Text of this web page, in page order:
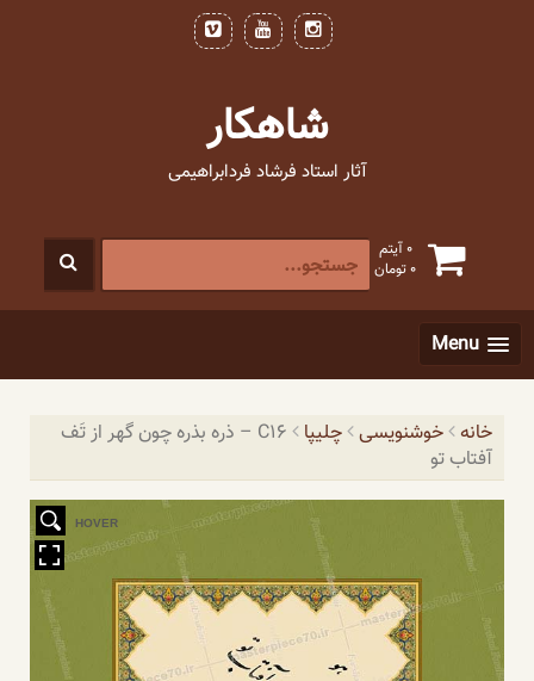
شاهکار
آثار استاد فرشاد فردابراهیمی
0 آیتم
0تومان
جستجو
برای
Menu
خانه خوشنویسی چلیپا
C16 – ذره بذره چون گهر از تَف
آفتاب تو
HOVER